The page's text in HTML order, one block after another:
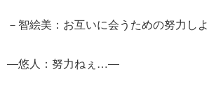
－智絵美：お互いに会うための努力し
―悠人：努力ねぇ…―